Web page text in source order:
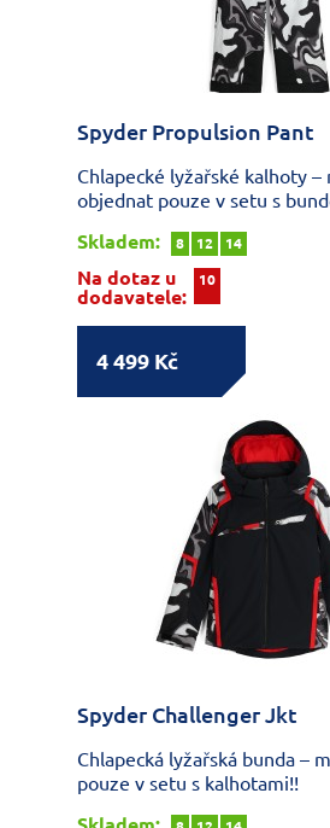
Spyder Propulsion Pant
Chlapecké lyžařské kalhoty –
objednat pouze v setu s
Skladem:
8 12 14
Na dotaz u
dodavatele:
10
4 499 Kč
Spyder Challenger Jkt
Chlapecká lyžařská bunda –
pouze v setu s kalhotami!!